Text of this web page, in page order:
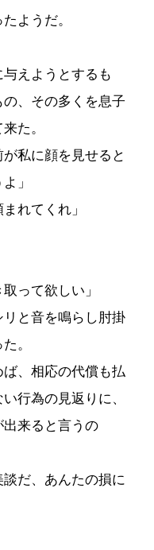
ようだ。
えようとするも
、その多くを息子
た。
私に顔を見せると
」
れてくれ」
って欲しい」
と音を鳴らし肘掛
。
ば、相応の代償も払
行為の見返りに、
来ると言うの
談だ、あんたの損に